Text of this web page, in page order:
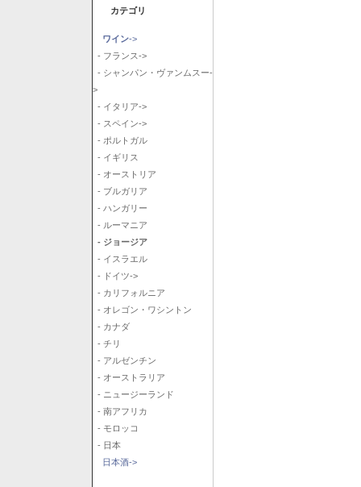
カテゴリ
ワイン->
- フランス->
- シャンパン・ヴァンムスー-
>
- イタリア->
- スペイン->
- ポルトガル
- イギリス
- オーストリア
- ブルガリア
- ハンガリー
- ルーマニア
- ジョージア
- イスラエル
- ドイツ->
- カリフォルニア
- オレゴン・ワシントン
- カナダ
- チリ
- アルゼンチン
- オーストラリア
- ニュージーランド
- 南アフリカ
- モロッコ
- 日本
日本酒->